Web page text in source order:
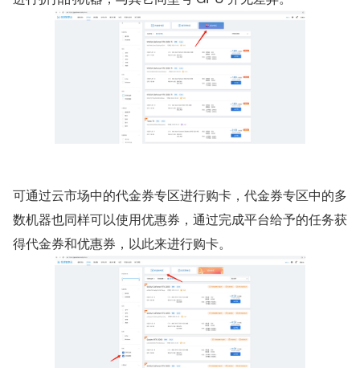
可通过云市场中的代金券专区进行购卡，代金券专区中的多
数机器也同样可以使用优惠券，通过完成平台给予的任务获
得代金券和优惠券，以此来进行购卡。